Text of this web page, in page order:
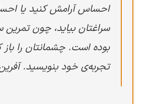
احساس آرامش کنید یا
سراغتان بیاید، چون تمرین
بوده است. چشمانتان را باز
تجربه‌ی خود بنویسید.